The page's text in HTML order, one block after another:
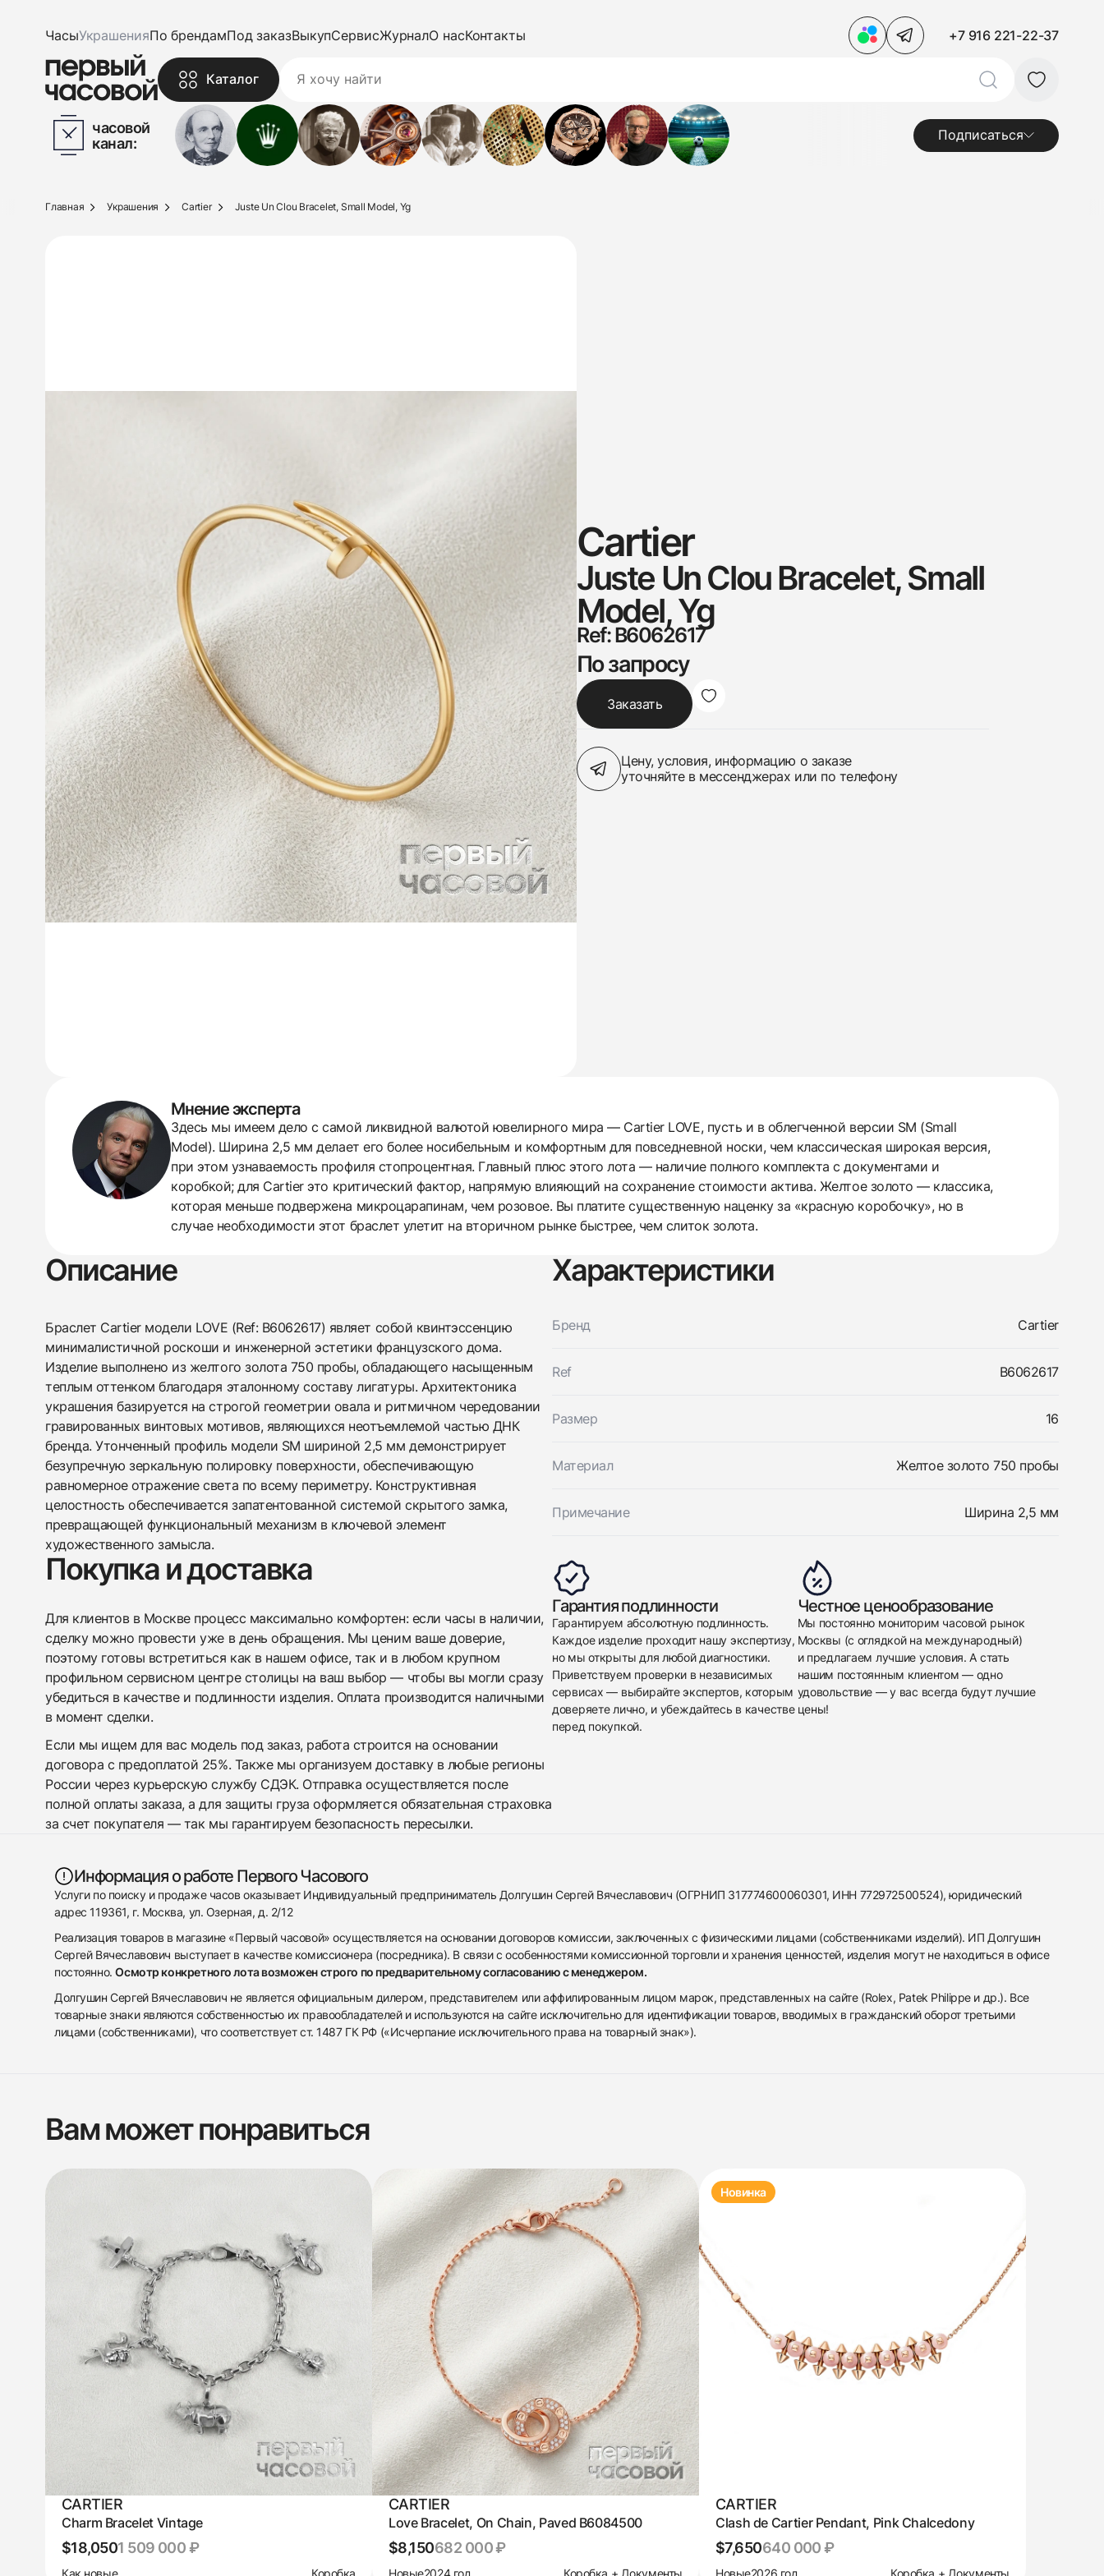
ЧасыУкрашенияПо брендамПод заказВыкупСервисЖурналО насКонтакты +7 916 221-22-37
Каталог
часовой
канал:
Подписаться
438
285
145
142
205
204
195
150
6
Главная Украшения Cartier Juste Un Clou Bracelet, Small Model, Yg
Cartier
Juste Un Clou Bracelet, Small
Model, Yg
Ref: B6062617
По запросу
Заказать
Цену, условия, информацию о заказе
уточняйте в мессенджерах или по телефону
Мнение эксперта
Здесь мы имеем дело с самой ликвидной валютой ювелирного мира — Cartier LOVE, пусть и в облегченной версии SM (Small
Model). Ширина 2,5 мм делает его более носибельным и комфортным для повседневной носки, чем классическая широкая версия,
при этом узнаваемость профиля стопроцентная. Главный плюс этого лота — наличие полного комплекта с документами и
коробкой; для Cartier это критический фактор, напрямую влияющий на сохранение стоимости актива. Желтое золото — классика,
которая меньше подвержена микроцарапинам, чем розовое. Вы платите существенную наценку за «красную коробочку», но в
случае необходимости этот браслет улетит на вторичном рынке быстрее, чем слиток золота.
Описание
Браслет Cartier модели LOVE (Ref: B6062617) являет собой квинтэссенцию
минималистичной роскоши и инженерной эстетики французского дома.
Изделие выполнено из желтого золота 750 пробы, обладающего насыщенным
теплым оттенком благодаря эталонному составу лигатуры. Архитектоника
украшения базируется на строгой геометрии овала и ритмичном чередовании
гравированных винтовых мотивов, являющихся неотъемлемой частью ДНК
бренда. Утонченный профиль модели SM шириной 2,5 мм демонстрирует
безупречную зеркальную полировку поверхности, обеспечивающую
равномерное отражение света по всему периметру. Конструктивная
целостность обеспечивается запатентованной системой скрытого замка,
превращающей функциональный механизм в ключевой элемент
художественного замысла.
Характеристики
Бренд Cartier
Ref B6062617
Размер 16
Материал Желтое золото 750 пробы
Примечание Ширина 2,5 мм
Покупка и доставка
Для клиентов в Москве процесс максимально комфортен: если часы в наличии,
сделку можно провести уже в день обращения. Мы ценим ваше доверие,
поэтому готовы встретиться как в нашем офисе, так и в любом крупном
профильном сервисном центре столицы на ваш выбор — чтобы вы могли сразу
убедиться в качестве и подлинности изделия. Оплата производится наличными
в момент сделки.
Если мы ищем для вас модель под заказ, работа строится на основании
договора с предоплатой 25%. Также мы организуем доставку в любые регионы
России через курьерскую службу СДЭК. Отправка осуществляется после
полной оплаты заказа, а для защиты груза оформляется обязательная страховка
за счет покупателя — так мы гарантируем безопасность пересылки.
Гарантия подлинности
Гарантируем абсолютную подлинность.
Каждое изделие проходит нашу экспертизу,
но мы открыты для любой диагностики.
Приветствуем проверки в независимых
сервисах — выбирайте экспертов, которым
доверяете лично, и убеждайтесь в качестве
перед покупкой.
Честное ценообразование
Мы постоянно мониторим часовой рынок
Москвы (с оглядкой на международный)
и предлагаем лучшие условия. А стать
нашим постоянным клиентом — одно
удовольствие — у вас всегда будут лучшие
цены!
Информация о работе Первого Часового
Услуги по поиску и продаже часов оказывает Индивидуальный предприниматель Долгушин Сергей Вячеславович (ОГРНИП 317774600060301, ИНН 772972500524), юридический
адрес 119361, г. Москва, ул. Озерная, д. 2/12
Реализация товаров в магазине «Первый часовой» осуществляется на основании договоров комиссии, заключенных с физическими лицами (собственниками изделий). ИП Долгушин
Сергей Вячеславович выступает в качестве комиссионера (посредника). В связи с особенностями комиссионной торговли и хранения ценностей, изделия могут не находиться в офисе
постоянно.Осмотр конкретного лота возможен строго по предварительному согласованию с менеджером.
Долгушин Сергей Вячеславович не является официальным дилером, представителем или аффилированным лицом марок, представленных на сайте (Rolex, Patek Philippe и др.). Все
товарные знаки являются собственностью их правообладателей и используются на сайте исключительно для идентификации товаров, вводимых в гражданский оборот третьими
лицами (собственниками), что соответствует ст. 1487 ГК РФ («Исчерпание исключительного права на товарный знак»).
Заказать эти часы
Оставьте ваши контактные данные и мы свяжемся с
вами
Cartier
Juste Un Clou Bracelet, Small Model, Yg
НовыеКоробка + Документы
$4,750
Отправить заявку
вами
Cartier
Juste Un Clou Bracelet, Small Model, Yg
НовыеКоробка + Документы
$4,750
Приложите фото ваших часов…
Отправить заявку
Вам может понравиться
CARTIER
Charm Bracelet Vintage
$18,0501 509 000 ₽
Как новые Коробка
CARTIER
Love Bracelet, On Chain, Paved B6084500
$8,150682 000 ₽
Новые2024 год Коробка + Документы
Новинка
CARTIER
Clash de Cartier Pendant, Pink Chalcedony
$7,650640 000 ₽
Новые2026 год Коробка + Документы